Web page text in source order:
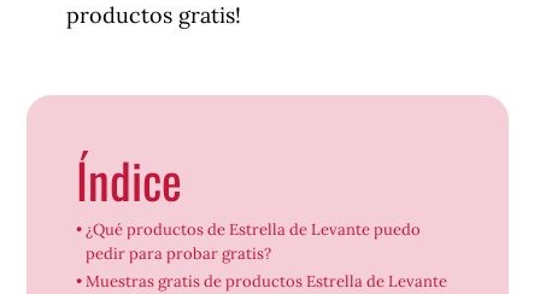
productos gratis!
Índice
¿Qué productos de Estrella de Levante puedo
pedir para probar gratis?
Muestras gratis de productos Estrella de Levante